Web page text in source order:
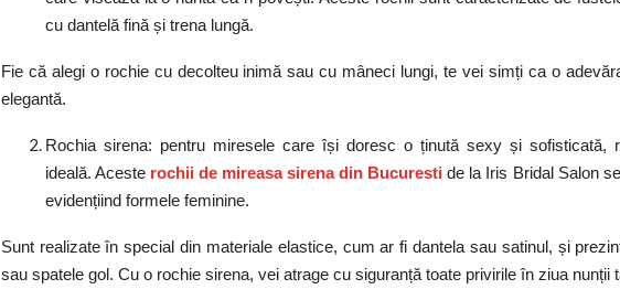
cu dantelă fină și trena lungă.
Fie că alegi o rochie cu decolteu inimă sau cu mâneci lungi, te vei simți ca o
elegantă.
Rochia sirena: pentru miresele care își doresc o ținută sexy și sofisticată,
ideală. Aceste rochii de mireasa sirena din Bucuresti de la Iris Bridal Salon
evidențiind formele feminine.
Sunt realizate în special din materiale elastice, cum ar fi dantela sau satinul, și
sau spatele gol. Cu o rochie sirena, vei atrage cu siguranță toate privirile în ziua nunții